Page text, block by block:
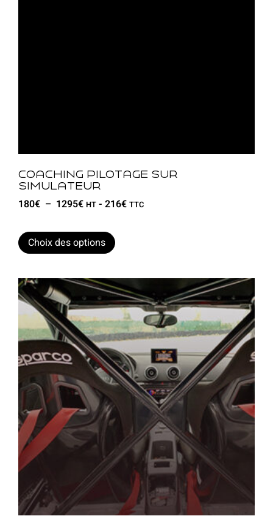
Coaching pilotage sur
simulateur
180€ – 1295€ HT - 216€ TTC
Choix des options